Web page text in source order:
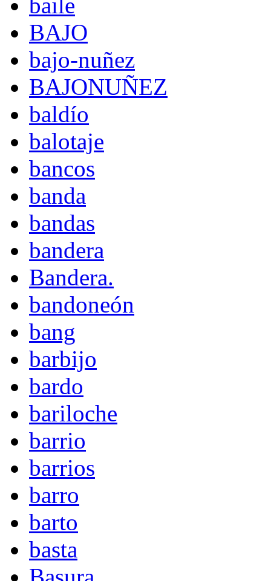
baile
BAJO
bajo-nuñez
BAJONUÑEZ
baldío
balotaje
bancos
banda
bandas
bandera
Bandera.
bandoneón
bang
barbijo
bardo
bariloche
barrio
barrios
barro
barto
basta